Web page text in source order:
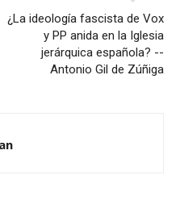
¿La ideología fascista de Vox
y PP anida en la Iglesia
jerárquica española? --
Antonio Gil de Zúñiga